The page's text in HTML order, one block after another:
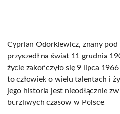
(Twitter)
Cyprian Odorkiewicz, znany pod
przyszedł na świat 11 grudnia
życie zakończyło się 9 lipca
to człowiek o wielu talentach i
jego historia jest nieodłącznie
burzliwych czasów w Polsce.